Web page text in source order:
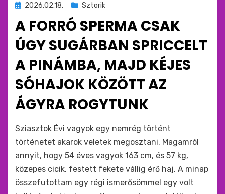
Beküldve
:
2026.02.18. Sztorik
A FORRÓ SPERMA CSAK
ÚGY SUGÁRBAN SPRICCELT
A PINÁMBA, MAJD KÉJES
SÓHAJOK KÖZÖTT AZ
ÁGYRA ROGYTUNK
by monkey
Sziasztok Évi vagyok egy nemrég történt
történetet akarok veletek megosztani. Magamról
annyit, hogy 54 éves vagyok 163 cm, és 57 kg,
közepes cicik, festett fekete vállig érő haj. A minap
összefutottam egy régi ismerősömmel egy volt